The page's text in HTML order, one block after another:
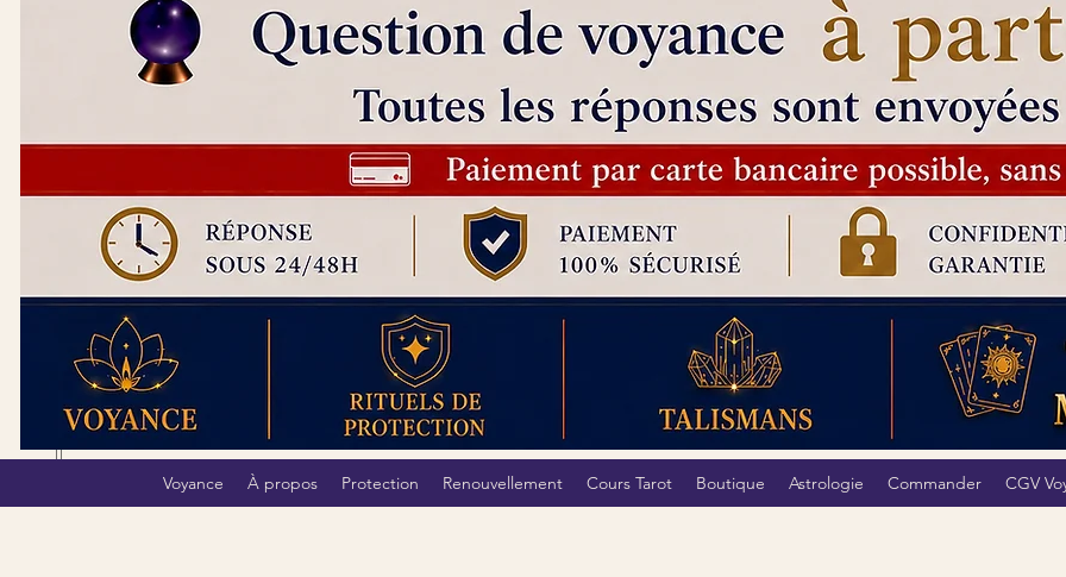
Voyance À propos Protection Renouvellement Cours Tarot Boutique Astrologie Commander CGV